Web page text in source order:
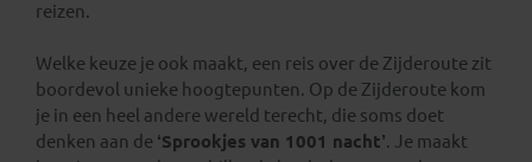
reizen.
Welke keuze je ook maakt, een reis over de Zijderoute zit
boordevol unieke hoogtepunten. Op de Zijderoute kom
je in een heel andere wereld terecht, die soms doet
denken aan de ‘Sprookjes van 1001 nacht’. Je maakt